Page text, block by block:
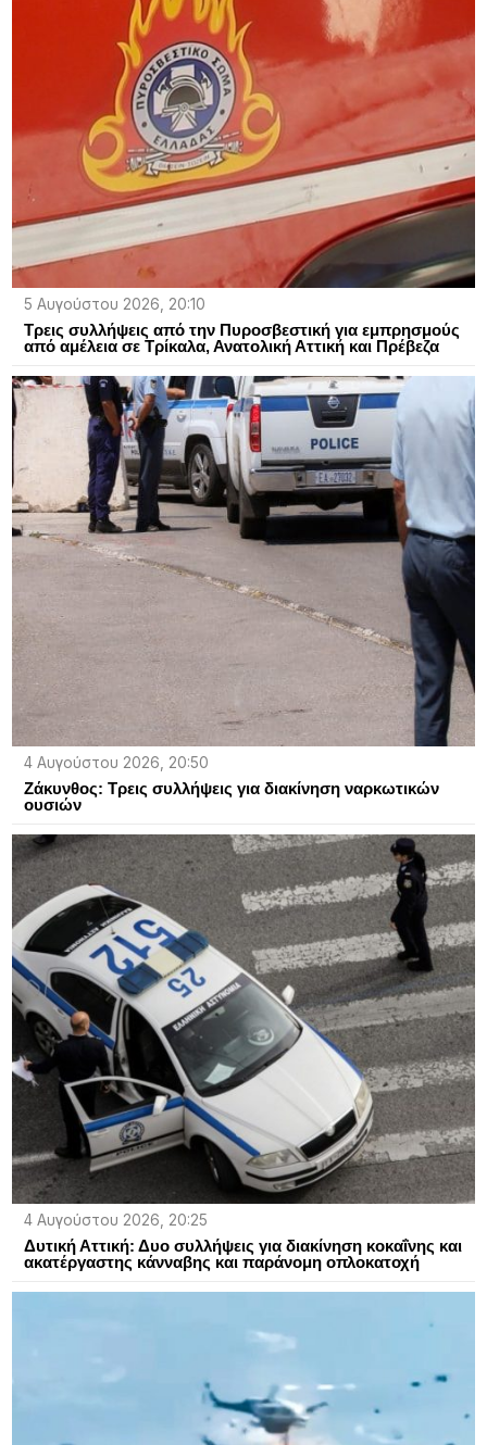
5 Αυγούστου 2026, 20:10
Τρεις συλλήψεις από την Πυροσβεστική για εμπρησμούς
από αμέλεια σε Τρίκαλα, Ανατολική Αττική και Πρέβεζα
4 Αυγούστου 2026, 20:50
Ζάκυνθος: Τρεις συλλήψεις για διακίνηση ναρκωτικών
ουσιών
4 Αυγούστου 2026, 20:25
Δυτική Αττική: Δυο συλλήψεις για διακίνηση κοκαΐνης και
ακατέργαστης κάνναβης και παράνομη οπλοκατοχή